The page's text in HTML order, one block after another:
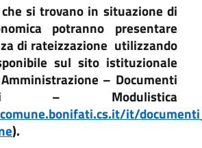
si trovano in situazione di
potranno presentare
di rateizzazione utilizzando
sul sito istituzionale
– Documenti
Modulistica
it/
).